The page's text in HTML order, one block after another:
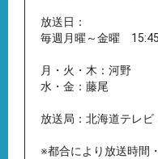
放送日：
毎週月曜～金曜
月・火・木：河野
水・金：藤尾
放送局：北海道テレビ
※都合により放送時間